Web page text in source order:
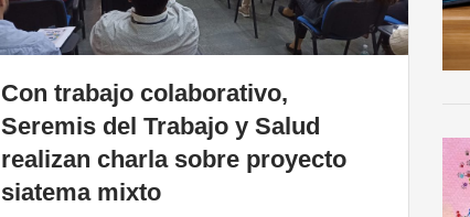
Con trabajo colaborativo,
Seremis del Trabajo y Salud
realizan charla sobre proyecto
siatema mixto